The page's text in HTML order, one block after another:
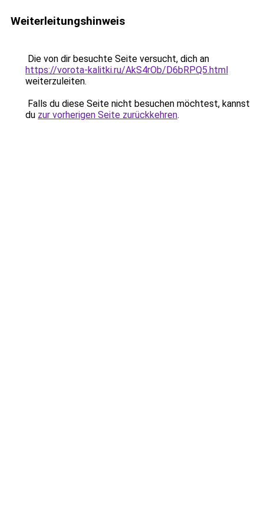
Weiterleitungshinweis
Die von dir besuchte Seite versucht, dich an
https://vorota-kalitki.ru/AkS4rOb/D6bRPQ5.html
weiterzuleiten.
Falls du diese Seite nicht besuchen möchtest, kannst
du zur vorherigen Seite zurückkehren.